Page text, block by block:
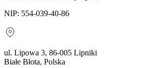
NIP: 554-039-40-86
ul. Lipowa 3, 86-005 Lipniki
Białe Błota, Polska